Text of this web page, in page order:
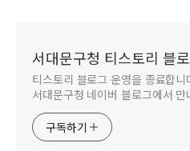
서대문구청 티스토리 블
티스토리 블로그 운영을 종료합
서대문구청 네이버 블로그에서 만
구독하기